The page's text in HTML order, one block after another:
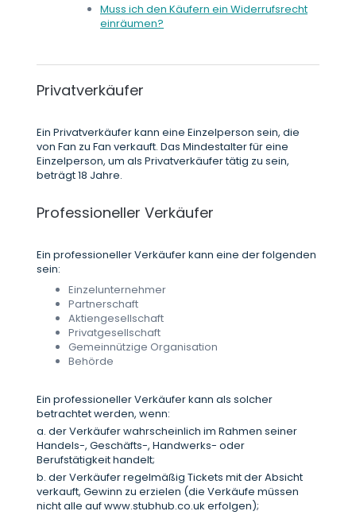
Muss ich den Käufern ein Widerrufsrecht
einräumen?
Privatverkäufer
Ein Privatverkäufer kann eine Einzelperson sein, die
von Fan zu Fan verkauft. Das Mindestalter für eine
Einzelperson, um als Privatverkäufer tätig zu sein,
beträgt 18 Jahre.
Professioneller Verkäufer
Ein professioneller Verkäufer kann eine der folgenden
sein:
Einzelunternehmer
Partnerschaft
Aktiengesellschaft
Privatgesellschaft
Gemeinnützige Organisation
Behörde
Ein professioneller Verkäufer kann als solcher
betrachtet werden, wenn:
a. der Verkäufer wahrscheinlich im Rahmen seiner
Handels-, Geschäfts-, Handwerks- oder
Berufstätigkeit handelt;
b. der Verkäufer regelmäßig Tickets mit der Absicht
verkauft, Gewinn zu erzielen (die Verkäufe müssen
nicht alle auf www.stubhub.co.uk erfolgen);